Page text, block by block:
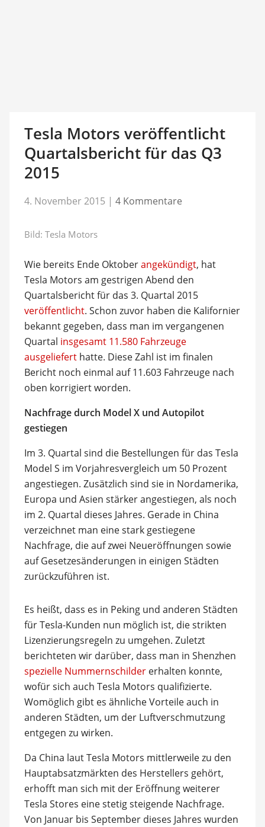
Tesla Motors veröffentlicht
Quartalsbericht für das Q3
2015
4. November 2015 | 4 Kommentare
Bild: Tesla Motors
Wie bereits Ende Oktoberangekündigt, hat
Tesla Motors am gestrigen Abend den
Quartalsbericht für das 3. Quartal 2015
veröffentlicht. Schon zuvor haben die Kalifornier
bekannt gegeben, dass man im vergangenen
Quartal insgesamt 11.580 Fahrzeuge
ausgelieferthatte. Diese Zahl ist im finalen
Bericht noch einmal auf 11.603 Fahrzeuge nach
oben korrigiert worden.
Nachfrage durch Model X und Autopilot
gestiegen
Im 3. Quartal sind die Bestellungen für das Tesla
Model S im Vorjahresvergleich um 50 Prozent
angestiegen. Zusätzlich sind sie in Nordamerika,
Europa und Asien stärker angestiegen, als noch
im 2. Quartal dieses Jahres. Gerade in China
verzeichnet man eine stark gestiegene
Nachfrage, die auf zwei Neueröffnungen sowie
auf Gesetzesänderungen in einigen Städten
zurückzuführen ist.
Es heißt, dass es in Peking und anderen Städten
für Tesla-Kunden nun möglich ist, die strikten
Lizenzierungsregeln zu umgehen. Zuletzt
berichteten wir darüber, dass man in Shenzhen
spezielle Nummernschildererhalten konnte,
wofür sich auch Tesla Motors qualifizierte.
Womöglich gibt es ähnliche Vorteile auch in
anderen Städten, um der Luftverschmutzung
entgegen zu wirken.
Da China laut Tesla Motors mittlerweile zu den
Hauptabsatzmärkten des Herstellers gehört,
erhofft man sich mit der Eröffnung weiterer
Tesla Stores eine stetig steigende Nachfrage.
Von Januar bis September dieses Jahres wurden